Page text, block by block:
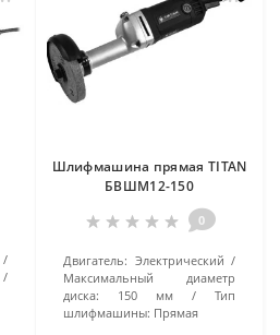
Шлифмашина прямая TITAN
БВШМ12-150
0
Двигатель: Электрический
Максимальный диаметр
диска:
150 мм
Тип
шлифмашины: Прямая